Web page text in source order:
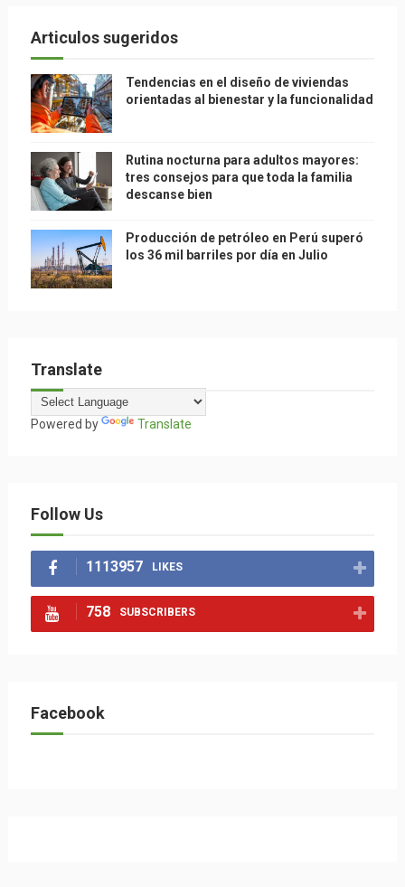
Articulos sugeridos
Tendencias en el diseño de viviendas
orientadas al bienestar y la funcionalidad
Rutina nocturna para adultos mayores:
tres consejos para que toda la familia
descanse bien
Producción de petróleo en Perú superó
los 36 mil barriles por día en Julio
Translate
Powered by Translate
Follow Us
1113957 LIKES
758 SUBSCRIBERS
Facebook